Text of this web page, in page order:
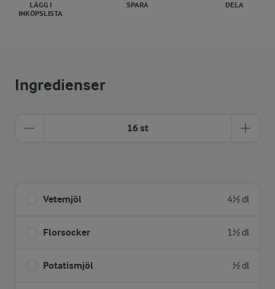
LÄGG I
INKÖPSLISTA
SPARA DELA
Ingredienser
16 st
Vetemjöl 4½ dl
Florsocker 1½ dl
Potatismjöl ½ dl